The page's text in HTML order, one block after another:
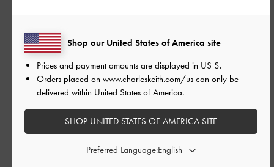
品質
とてもよかった
このレビューは役に立ちましたか？
0
Shop our United States of America site
Prices and payment amounts are displayed in US $.
Orders placed on www.charleskeith.com/us can only be
delivered within United States of America.
SHOP UNITED STATES OF AMERICA SITE
Preferred Language: